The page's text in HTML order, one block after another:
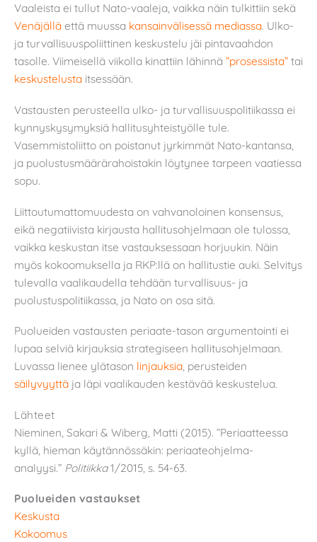
Vaaleista ei tullut Nato-vaaleja, vaikka näin tulkittiin sekä
Venäjällä että muussa kansainvälisessä mediassa. Ulko-
ja turvallisuuspoliittinen keskustelu jäi pintavaahdon
tasolle. Viimeisellä viikolla kinattiin lähinnä ”prosessista” tai
keskustelusta itsessään.
Vastausten perusteella ulko- ja turvallisuuspolitiikassa ei
kynnyskysymyksiä hallitusyhteistyölle tule.
Vasemmistoliitto on poistanut jyrkimmät Nato-kantansa,
ja puolustusmäärärahoistakin löytynee tarpeen vaatiessa
sopu.
Liittoutumattomuudesta on vahvanoloinen konsensus,
eikä negatiivista kirjausta hallitusohjelmaan ole tulossa,
vaikka keskustan itse vastauksessaan horjuukin. Näin
myös kokoomuksella ja RKP:llä on hallitustie auki. Selvitys
tulevalla vaalikaudella tehdään turvallisuus- ja
puolustuspolitiikassa, ja Nato on osa sitä.
Puolueiden vastausten periaate-tason argumentointi ei
lupaa selviä kirjauksia strategiseen hallitusohjelmaan.
Luvassa lienee ylätason linjauksia, perusteiden
säilyvyyttä ja läpi vaalikauden kestävää keskustelua.
Lähteet
Nieminen, Sakari & Wiberg, Matti (2015). ”Periaatteessa
kyllä, hieman käytännössäkin: periaateohjelma-
analyysi.” Politiikka1/2015, s. 54-63.
Puolueiden vastaukset
Keskusta
Kokoomus